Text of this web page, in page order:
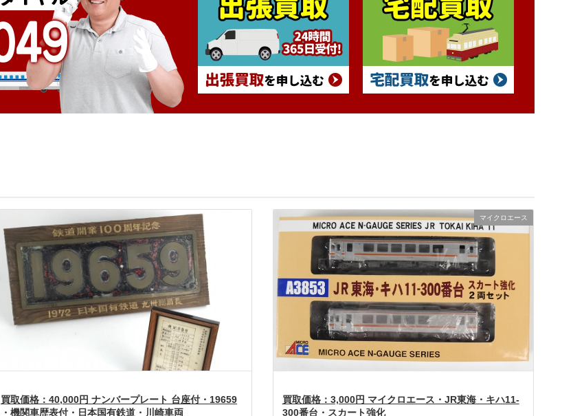
買取価格：40,000円 ナンバープレート 台座付・19659
・機関車歴表付・日本国有鉄道・川崎車両
マイクロエース
買取価格：3,000円 マイクロエース・JR東海・キハ11-
300番台・スカート強化